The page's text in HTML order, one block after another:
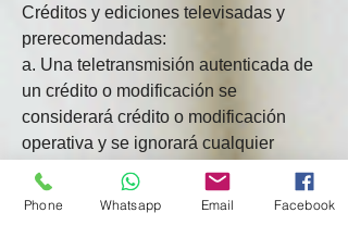
Créditos y ediciones televisadas y
prerecomendadas:
a. Una teletransmisión autenticada de
un crédito o modificación se
considerará crédito o modificación
operativa y se ignorará cualquier
confirmación posterior por correo.
Si una teletransmisión indica “todos
Phone Whatsapp Email Facebook